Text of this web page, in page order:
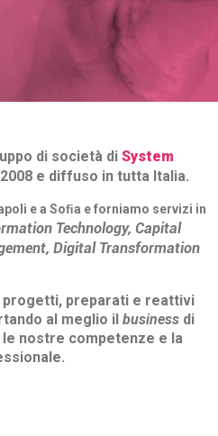
innovate
di società di System
e diffuso in tutta Italia.
e a Soﬁa e forniamo servizi in
Technology, Capital
, Digital Transformation
progetti, preparati e reattivi
al meglio il business di
nostre competenze e la